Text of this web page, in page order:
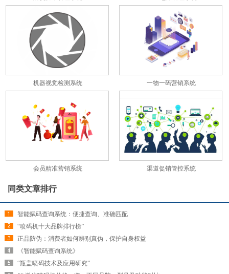
机器视觉检测系统 一物一码营销系统
会员精准营销系统 渠道促销管控系统
同类文章排行
智能赋码查询系统：便捷查询、准确匹配
“喷码机十大品牌排行榜”
正品防伪：消费者如何辨别真伪，保护自身权益
《智能赋码查询系统》
“瓶盖喷码技术及应用研究”